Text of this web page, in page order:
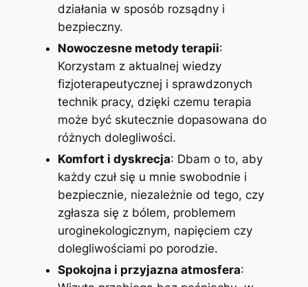
działania w sposób rozsądny i
bezpieczny.
Nowoczesne metody terapii:
Korzystam z aktualnej wiedzy
fizjoterapeutycznej i sprawdzonych
technik pracy, dzięki czemu terapia
może być skutecznie dopasowana do
różnych dolegliwości.
Komfort i dyskrecja: Dbam o to, aby
każdy czuł się u mnie swobodnie i
bezpiecznie, niezależnie od tego, czy
zgłasza się z bólem, problemem
uroginekologicznym, napięciem czy
dolegliwościami po porodzie.
Spokojna i przyjazna atmosfera: